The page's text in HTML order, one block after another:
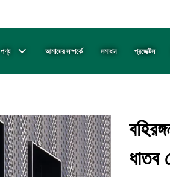
পণ্য আমাদের সম্পর্কে সমাধান প্রজেক্টস
ধাতব